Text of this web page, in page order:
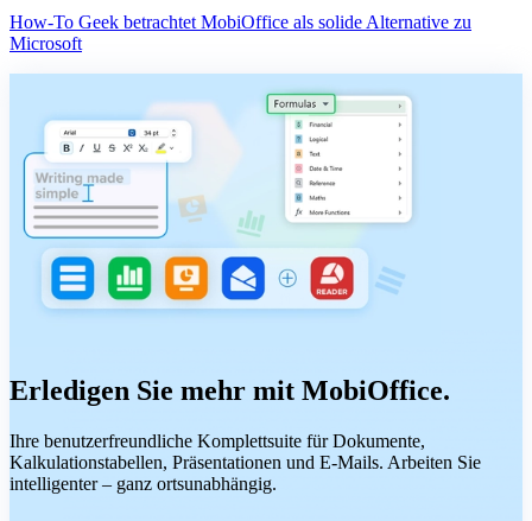
How-To Geek betrachtet MobiOffice als solide Alternative zu
Microsoft
Erledigen Sie mehr mit MobiOffice.
Ihre benutzerfreundliche Komplettsuite für Dokumente,
Kalkulationstabellen, Präsentationen und E-Mails. Arbeiten Sie
intelligenter – ganz ortsunabhängig.